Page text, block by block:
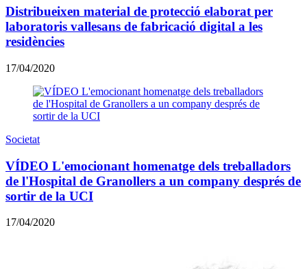
Distribueixen material de protecció elaborat per
laboratoris vallesans de fabricació digital a les
residències
17/04/2020
Societat
VÍDEO L'emocionant homenatge dels treballadors
de l'Hospital de Granollers a un company després de
sortir de la UCI
17/04/2020